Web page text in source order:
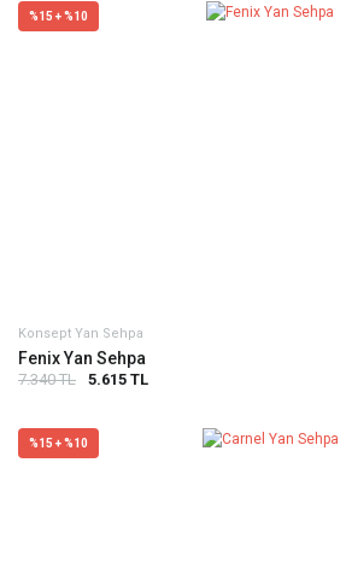
%15 + %10
Konsept Yan Sehpa
Fenix Yan Sehpa
7.340 TL 5.615 TL
%15 + %10